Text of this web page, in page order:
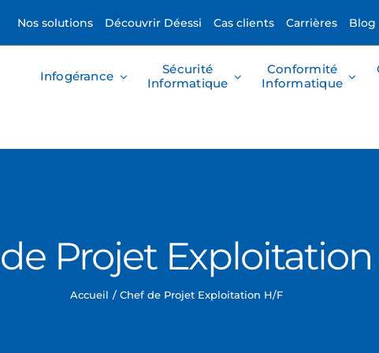
Nos solutions Découvrir Déessi Cas clients Carrières Blog
Infogérance
Sécurité
Informatique
Conformité
Informatique
Projet
Accueil Chef de Projet Exploitation H/F